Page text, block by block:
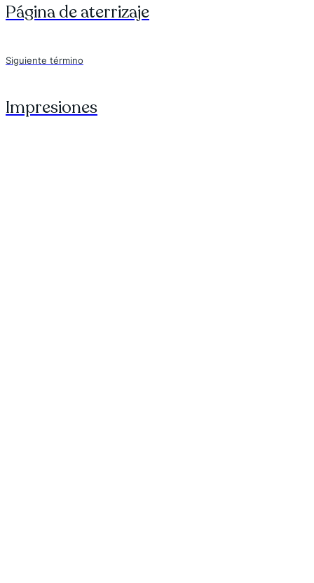
Página de aterrizaje
Siguiente término
Impresiones